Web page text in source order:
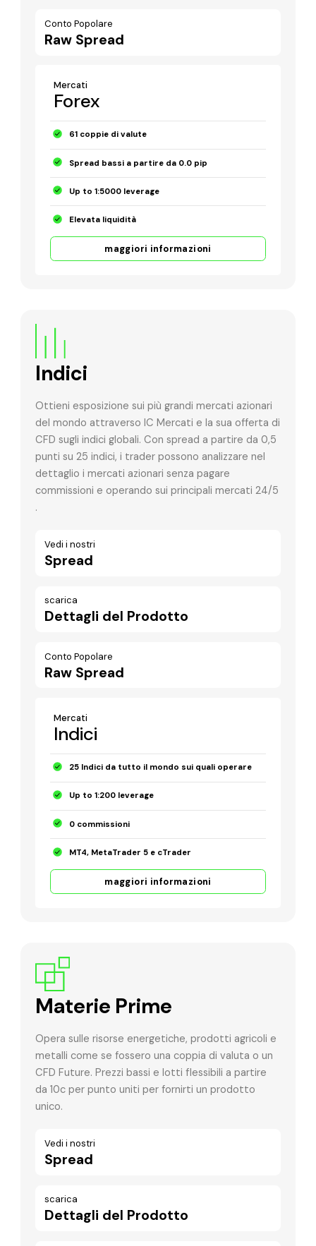
Conto Popolare
Raw Spread
Mercati
Forex
61 coppie di valute
Spread bassi a partire da 0.0 pip
Up to 1:5000 leverage
Elevata liquidità
maggiori informazioni
Indici
Ottieni esposizione sui più grandi mercati azionari
del mondo attraverso IC Mercati e la sua offerta di
CFD sugli indici globali. Con spread a partire da 0,5
punti su 25 indici, i trader possono analizzare nel
dettaglio i mercati azionari senza pagare
commissioni e operando sui principali mercati 24/5
.
Vedi i nostri
Spread
scarica
Dettagli del Prodotto
Conto Popolare
Raw Spread
Mercati
Indici
25 Indici da tutto il mondo sui quali operare
Up to 1:200 leverage
0 commissioni
MT4, MetaTrader 5 e cTrader
maggiori informazioni
Materie Prime
Opera sulle risorse energetiche, prodotti agricoli e
metalli come se fossero una coppia di valuta o un
CFD Future. Prezzi bassi e lotti flessibili a partire
da 10c per punto uniti per fornirti un prodotto
unico.
Vedi i nostri
Spread
scarica
Dettagli del Prodotto